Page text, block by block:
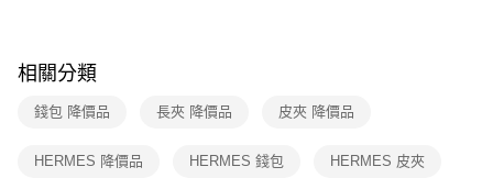
※ 請注意：結帳手續完成當下不需立刻繳費，但若您需要取消訂單，請聯絡
購買商品的店家。未經商家同意取消之訂單仍視為有效，需透過AFTEE先享
後付繳納相關費用。
客戶支援中心」https://netprotections.freshdesk.com/support/home
付款後7-11取貨
免運費
宅配
相關分類
錢包 降價品 長夾 降價品 皮夾 降價品
HERMES 降價品 HERMES 錢包 HERMES 皮夾